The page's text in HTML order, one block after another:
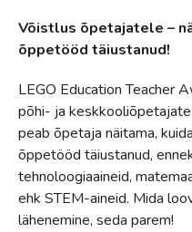
Võistlus õpetajatele –
õppetööd täiustanud!
LEGO Education Teacher
põhi- ja
peab õpetaja näitama,
õppetööd täiustanud,
tehnoloogiaaineid,
ehk STEM-aineid. Mida
lähenemine, seda parem!